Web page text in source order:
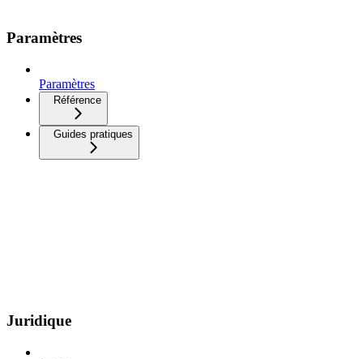
Paramètres
Paramètres
Référence
Guides pratiques
Juridique